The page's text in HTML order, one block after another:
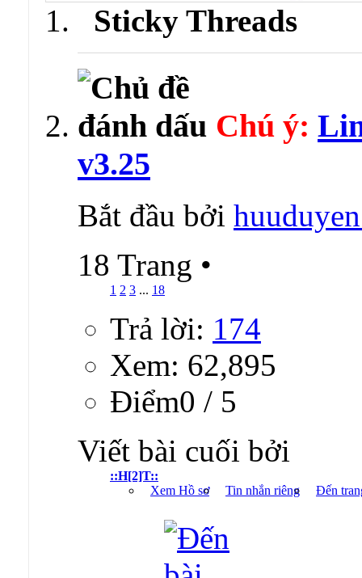
Sticky Threads
Chú ý:
v3.25
Bắt đầu bởi
18 Trang •
1 2 3 ... 18
Trả lời: 174
Xem: 62,895
Ðiểm0 / 5
Viết bài cuối bởi
::H[2]T::
Xem Hồ sơ
Tin nhắn riêng Đến